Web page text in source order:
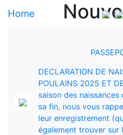
Home
DECLARATION DE
POULAINS 2025 ET
saison des
sa fin, nous vous
leur enregistrement
également trouver sur